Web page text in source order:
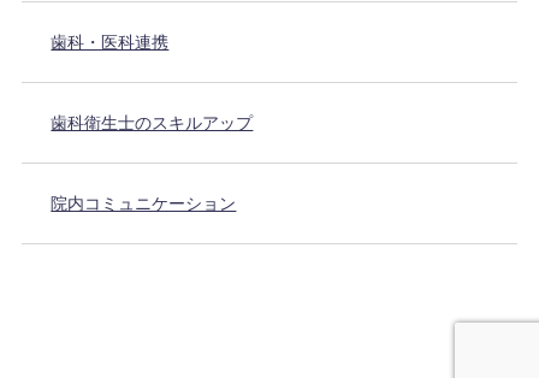
歯科・医科連携
歯科衛生士のスキルアップ
院内コミュニケーション